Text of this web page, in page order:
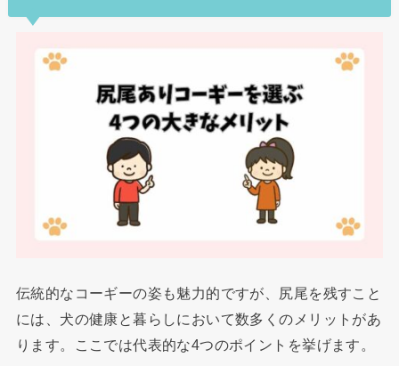
伝統的なコーギーの姿も魅力的ですが、尻尾を残すこと
には、犬の健康と暮らしにおいて数多くのメリットがあ
ります。ここでは代表的な4つのポイントを挙げます。